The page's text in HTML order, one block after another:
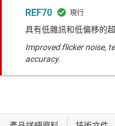
REF70
具有低雜訊和低偏移的
Improved flicker noise,
accuracy.